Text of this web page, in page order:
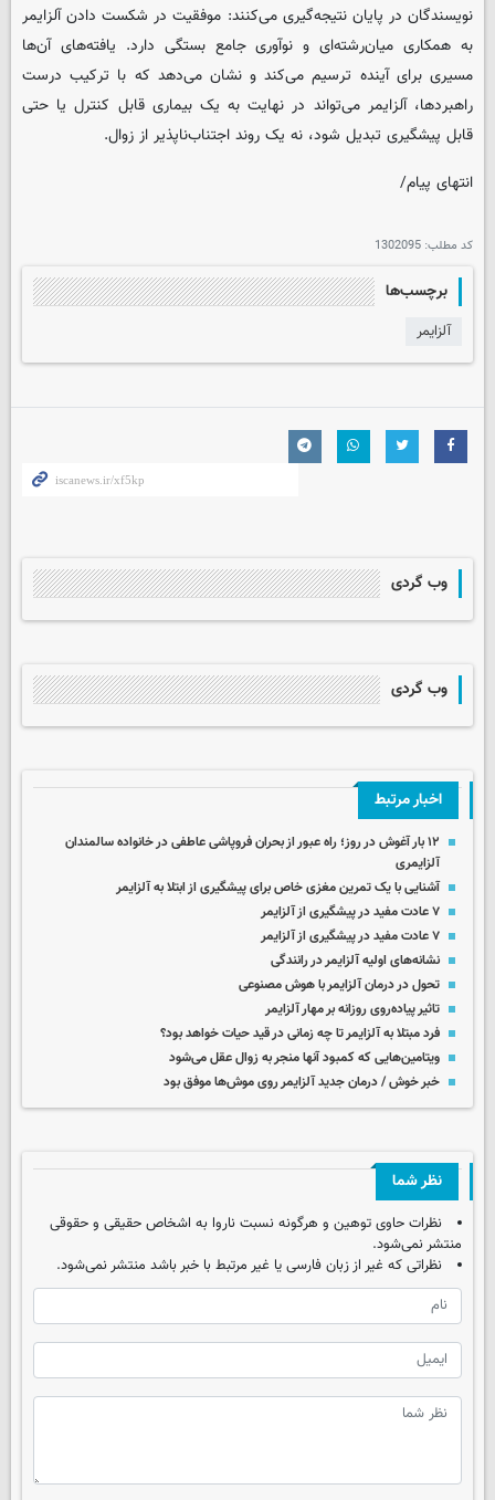
نویسندگان در پایان نتیجه‌گیری می‌کنند: موفقیت در شکست دادن آلزایمر
به همکاری میان‌رشته‌ای و نوآوری جامع بستگی دارد. یافته‌های آن‌ها
مسیری برای آینده ترسیم می‌کند و نشان می‌دهد که با ترکیب درست
راهبردها، آلزایمر می‌تواند در نهایت به یک بیماری قابل‌ کنترل یا حتی
قابل ‌پیشگیری تبدیل شود، نه یک روند اجتناب‌ناپذیر از زوال.
انتهای پیام/
کد مطلب: 1302095
برچسب‌ها
آلزایمر
وب گردی
وب گردی
اخبار مرتبط
۱۲ بار آغوش در روز؛ راه عبور از بحران فروپاشی عاطفی در خانواده‌ سالمندان
آلزایمری
آشنایی با یک تمرین مغزی خاص برای پیشگیری از ابتلا به آلزایمر
۷ عادت مفید در پیشگیری از آلزایمر
۷ عادت مفید در پیشگیری از آلزایمر
نشانه‌های اولیه آلزایمر در رانندگی
تحول در درمان آلزایمر با هوش مصنوعی
تاثیر پیاده‌روی روزانه بر مهار آلزایمر
فرد مبتلا به آلزایمر تا چه زمانی در قید حیات خواهد بود؟
ویتامین‌هایی که کمبود آنها منجر به زوال عقل می‌شود
خبر خوش / درمان جدید آلزایمر روی موش‌ها موفق بود
نظر شما
نظرات حاوی توهین و هرگونه نسبت ناروا به اشخاص حقیقی و حقوقی
منتشر نمی‌شود.
نظراتی که غیر از زبان فارسی یا غیر مرتبط با خبر باشد منتشر نمی‌شود.